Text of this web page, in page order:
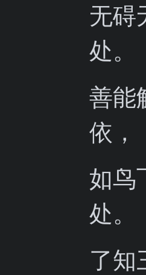
无碍
处。
善能
依，
如鸟
处。
了知